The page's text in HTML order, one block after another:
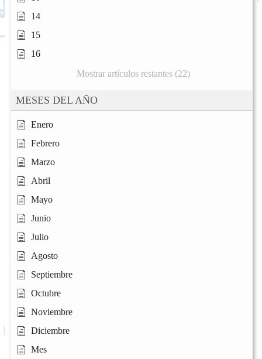
14
15
16
Mostrar artículos restantes (22)
MESES DEL AÑO
Enero
Febrero
Marzo
Abril
Mayo
Junio
Julio
Agosto
Septiembre
Octubre
Noviembre
Diciembre
Mes